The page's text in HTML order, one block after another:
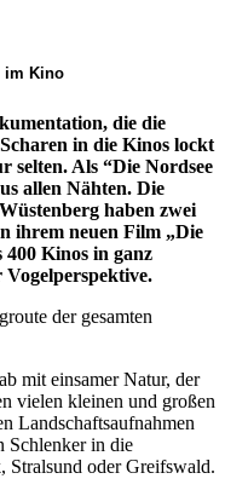
im Kino
die die
in die Kinos lockt
selten. Als “Die Nordsee
allen Nähten. Die
haben zwei
ihrem neuen Film „Die
400 Kinos in ganz
Vogelperspektive.
der gesamten
mit einsamer Natur, der
vielen kleinen und großen
Landschaftsaufnahmen
Schlenker in die
Stralsund oder Greifswald.